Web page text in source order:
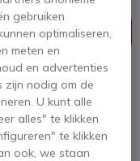
USB-A
12W
gebruiken
optimaliseren,
meten en
en advertenties
zijn nodig om de
U kunt alle
alles" te klikken
te klikken
ook, we staan